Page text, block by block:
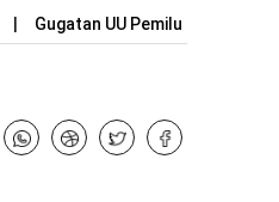
Gugatan UU Pemilu dan